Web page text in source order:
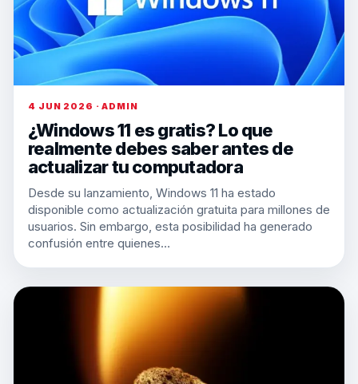
4 JUN 2026 · ADMIN
¿Windows 11 es gratis? Lo que
realmente debes saber antes de
actualizar tu computadora
Desde su lanzamiento, Windows 11 ha estado
disponible como actualización gratuita para millones de
usuarios. Sin embargo, esta posibilidad ha generado
confusión entre quienes…